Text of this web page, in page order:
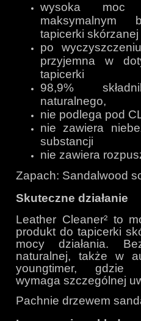
wysoka moc
maksymalnym
tapicerki skórzanej
po
przyjemna w
tapicerki
98,9%
naturalnego,
nie podlega pod
nie zawiera
substancji
nie zawiera
Zapach: Sandalwood
Skuteczne działanie
Leather Cleaner² to
produkt do tapicerki
mocy działania.
naturalnej, także w
youngtimer, gdzie
wymaga szczególnej
Pachnie drzewem